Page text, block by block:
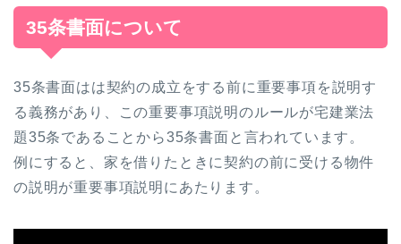
35条書面について
35条書面はは契約の成立をする前に重要事項を説明す
る義務があり、この重要事項説明のルールが宅建業法
題35条であることから35条書面と言われています。
例にすると、家を借りたときに契約の前に受ける物件
の説明が重要事項説明にあたります。